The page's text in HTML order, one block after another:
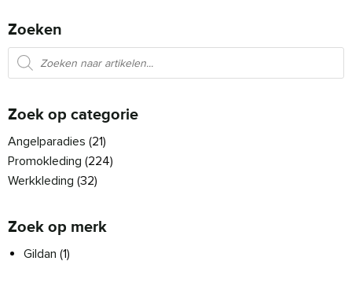
Zoeken
Producten zoeken
Zoek op categorie
Angelparadies (21)
Promokleding (224)
Werkkleding (32)
Zoek op merk
Gildan (1)